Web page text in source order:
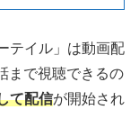
テイル」は動画配
まで視聴できるの
て配信が開始され